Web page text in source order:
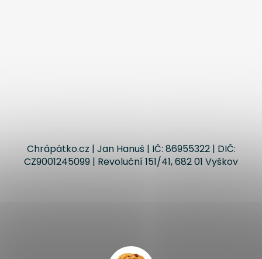
Chrápátko.cz | Jan Hanuš | IČ: 86955322 | DIČ:
CZ9001245099 | Revoluční 151/41, 682 01 Vyškov